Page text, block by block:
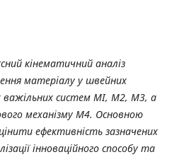
кінематичний аналіз
матеріалу у швейних
систем МІ, М2, М3, а
механізму М4. Основною
ефективність зазначених
інноваційного способу та